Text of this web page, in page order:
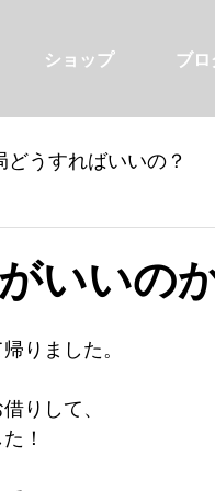
ショップ ブロ
どうすればいいの？
いいの
りました。
りして、
！